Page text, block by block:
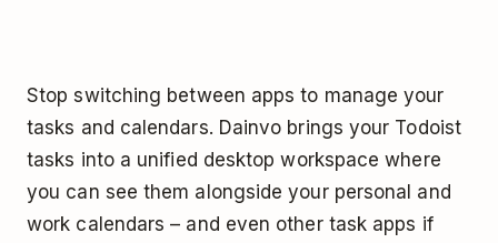
Stop switching between apps to manage your
tasks and calendars. Dainvo brings your Todoist
tasks into a unified desktop workspace where
you can see them alongside your personal and
work calendars – and even other task apps if